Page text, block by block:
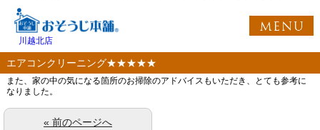
川越北店
エアコンクリーニング★★★★★
また、家の中の気になる箇所のお掃除のアドバイスもいただき、とても参考に
なりました。
« 前のページへ